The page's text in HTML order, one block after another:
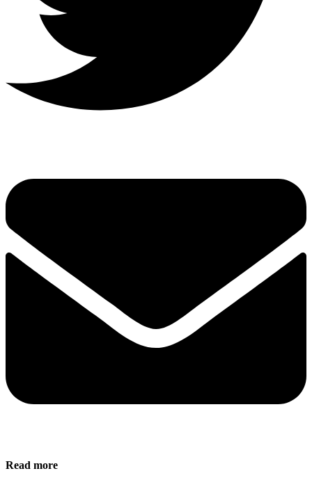
Read more